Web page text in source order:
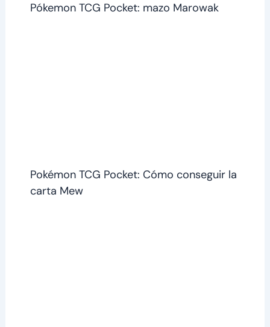
Pókemon TCG Pocket: mazo Marowak
Pokémon TCG Pocket: Cómo conseguir la
carta Mew